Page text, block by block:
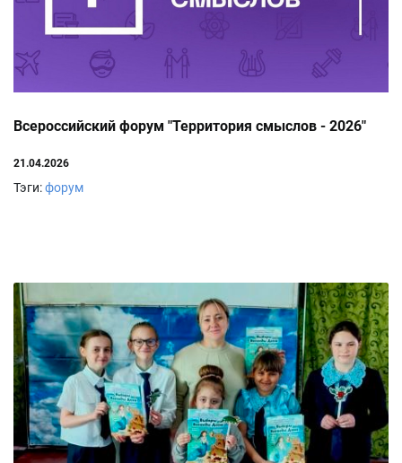
Всероссийский форум "Территория смыслов - 2026"
21.04.2026
Тэги:форум